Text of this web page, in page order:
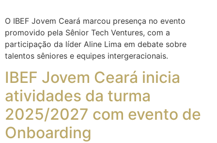
O IBEF Jovem Ceará marcou presença no evento
promovido pela Sênior Tech Ventures, com a
participação da líder Aline Lima em debate sobre
talentos sêniores e equipes intergeracionais.
IBEF Jovem Ceará inicia
atividades da turma
2025/2027 com evento de
Onboarding